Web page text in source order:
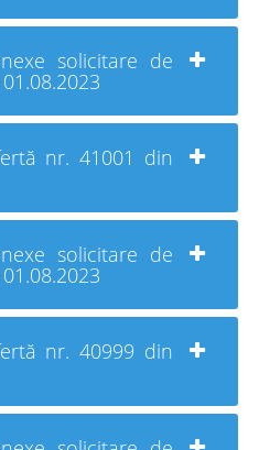
solicitare de
nr. 41001 din
solicitare de
nr. 40999 din